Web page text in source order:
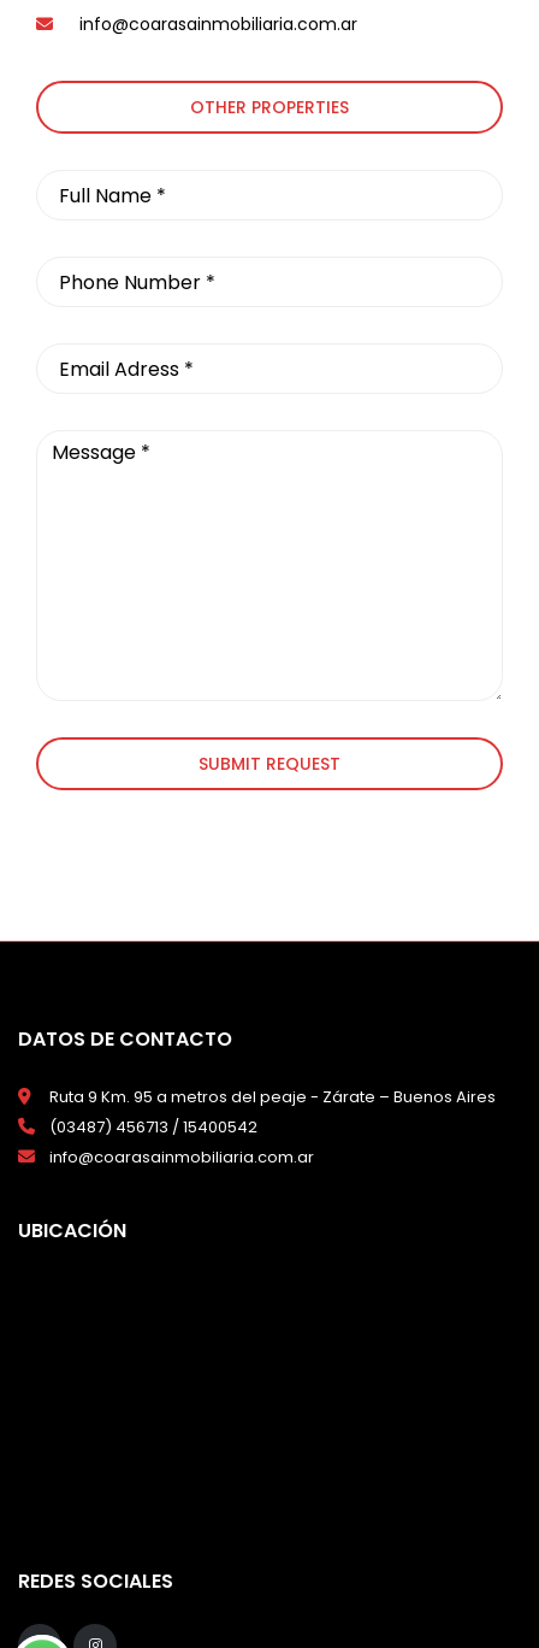
info@coarasainmobiliaria.com.ar
OTHER PROPERTIES
SUBMIT REQUEST
DATOS DE CONTACTO
Ruta 9 Km. 95 a metros del peaje - Zárate – Buenos Aires
(03487) 456713 / 15400542
info@coarasainmobiliaria.com.ar
UBICACIÓN
REDES SOCIALES